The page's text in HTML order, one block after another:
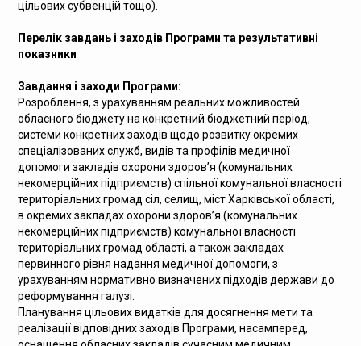
цільових субвенцій тощо).
Перелік завдань і заходів Програми та результативні
показники
Завдання і заходи Програми:
Розроблення, з урахуванням реальних можливостей
обласного бюджету на конкретний бюджетний період,
системи конкретних заходів щодо розвитку окремих
спеціалізованих служб, видів та профілів медичної
допомоги закладів охорони здоров’я (комунальних
некомерційних підприємств) спільної комунальної власності
територіальних громад сіл, селищ, міст Харківської області,
в окремих закладах охорони здоров’я (комунальних
некомерційних підприємств) комунальної власності
територіальних громад області, а також закладах
первинного рівня надання медичної допомоги, з
урахуванням нормативно визначених підходів держави до
реформування галузі.
Планування цільових видатків для досягнення мети та
реалізації відповідних заходів Програми, насамперед,